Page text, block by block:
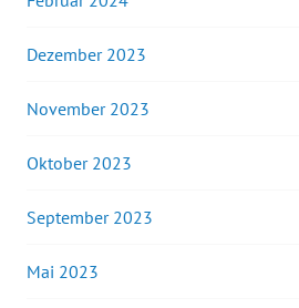
Dezember 2023
November 2023
Oktober 2023
September 2023
Mai 2023